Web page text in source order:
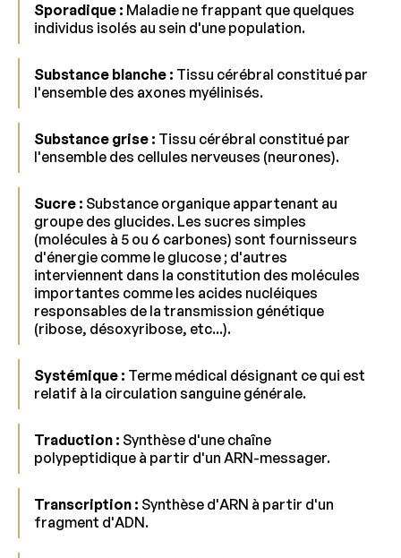
Sporadique : Maladie ne frappant que quelques
individus isolés au sein d'une population.
Substance blanche : Tissu cérébral constitué par
l'ensemble des axones myélinisés.
Substance grise : Tissu cérébral constitué par
l'ensemble des cellules nerveuses (neurones).
Sucre : Substance organique appartenant au
groupe des glucides. Les sucres simples
(molécules à 5 ou 6 carbones) sont fournisseurs
d'énergie comme le glucose ; d'autres
interviennent dans la constitution des molécules
importantes comme les acides nucléiques
responsables de la transmission génétique
(ribose, désoxyribose, etc...).
Systémique : Terme médical désignant ce qui est
relatif à la circulation sanguine générale.
Traduction : Synthèse d'une chaîne
polypeptidique à partir d'un ARN-messager.
Transcription : Synthèse d'ARN à partir d'un
fragment d'ADN.